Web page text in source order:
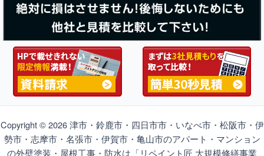
Copyright © 2026 津市・鈴鹿市・四日市市・いなべ市・松阪市・伊
勢市・志摩市・名張市・伊賀市・亀山市のアパート・マンション
の外壁塗装・屋根工事・防水は「リペイント匠 大規模修繕事業